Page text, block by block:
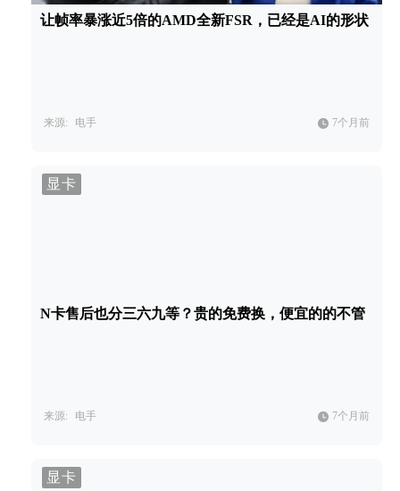
让帧率暴涨近5倍的AMD全新FSR，已经是AI的形状
来源: 电手 7个月前
显卡
N卡售后也分三六九等？贵的免费换，便宜的的不管
来源: 电手 7个月前
显卡